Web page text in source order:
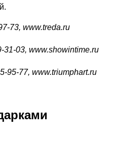
73, www.treda.ru
31-03, www.showintime.ru
95-77, www.triumphart.ru